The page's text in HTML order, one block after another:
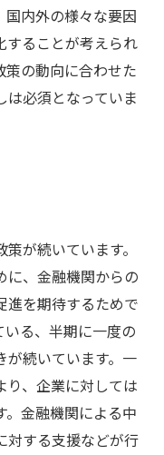
国内外の様々な要因
することが考えられ
策の動向に合わせた
必須となっていま
が続いています。
に、金融機関からの
進を期待するためで
る、半期に一度の
が続いています。一
り、企業に対しては
金融機関による中
対する支援などが行